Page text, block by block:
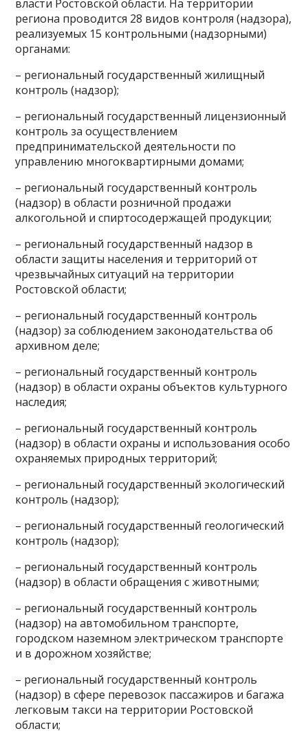
власти Ростовской области. На территории
региона проводится 28 видов контроля (надзора),
реализуемых 15 контрольными (надзорными)
органами:
– региональный государственный жилищный
контроль (надзор);
– региональный государственный лицензионный
контроль за осуществлением
предпринимательской деятельности по
управлению многоквартирными домами;
– региональный государственный контроль
(надзор) в области розничной продажи
алкогольной и спиртосодержащей продукции;
– региональный государственный надзор в
области защиты населения и территорий от
чрезвычайных ситуаций на территории
Ростовской области;
– региональный государственный контроль
(надзор) за соблюдением законодательства об
архивном деле;
– региональный государственный контроль
(надзор) в области охраны объектов культурного
наследия;
– региональный государственный контроль
(надзор) в области охраны и использования особо
охраняемых природных территорий;
– региональный государственный экологический
контроль (надзор);
– региональный государственный геологический
контроль (надзор);
– региональный государственный контроль
(надзор) в области обращения с животными;
– региональный государственный контроль
(надзор) на автомобильном транспорте,
городском наземном электрическом транспорте
и в дорожном хозяйстве;
– региональный государственный контроль
(надзор) в сфере перевозок пассажиров и багажа
легковым такси на территории Ростовской
области;